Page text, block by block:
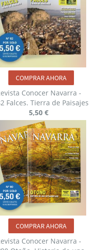
Conocer Navarra -
Falces. Tierra de Paisajes
5,50 €
COMPRAR AHORA
Conocer Navarra -
COMPRAR AHORA